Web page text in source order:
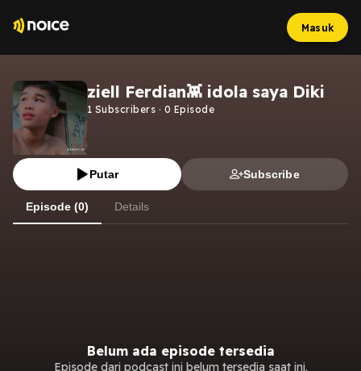
Masuk
ziell Ferdian👾 idola saya Diki
1 Subscribers · 0 Episode
Putar Subscribe
Episode (0) Details
Belum ada episode tersedia
Episode dari podcast ini belum tersedia saat ini.